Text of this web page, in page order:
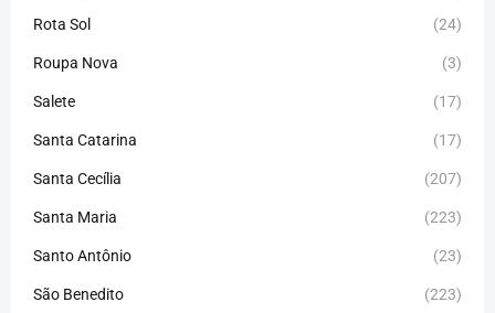
Rota Sol (24)
Roupa Nova (3)
Salete (17)
Santa Catarina (17)
Santa Cecília (207)
Santa Maria (223)
Santo Antônio (23)
São Benedito (223)